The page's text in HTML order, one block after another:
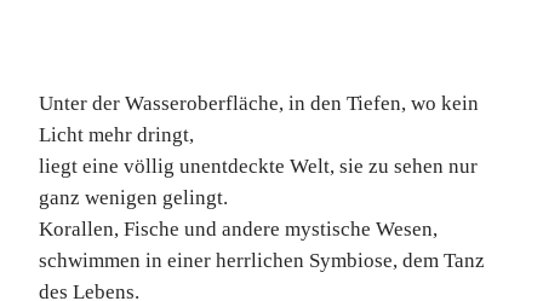
Unter der Wasseroberfläche, in den Tiefen, wo kein
Licht mehr dringt,
liegt eine völlig unentdeckte Welt, sie zu sehen nur
ganz wenigen gelingt.
Korallen, Fische und andere mystische Wesen,
schwimmen in einer herrlichen Symbiose, dem Tanz
des Lebens.